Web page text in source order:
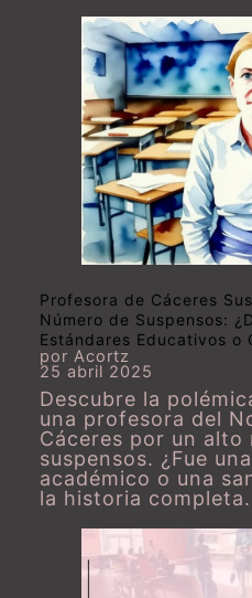
Profesora de Cáceres
Número de Suspensos:
Estándares Educativos o
por Acortz
25 abril 2025
Descubre la
una profesora del
Cáceres por un alto
suspensos. ¿Fue
académico o una
la historia completa.